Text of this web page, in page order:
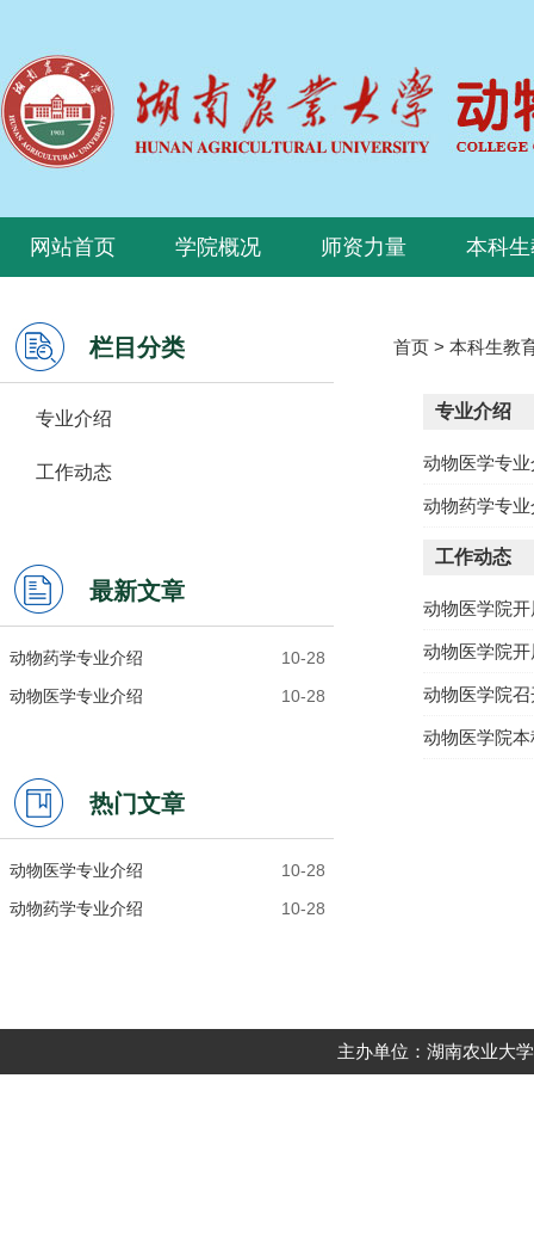
网站首页 学院概况 师资力量 本科
栏目分类
专业介绍
工作动态
最新文章
10-28
动物药学专业介绍
10-28
动物医学专业介绍
热门文章
10-28
动物医学专业介绍
10-28
动物药学专业介绍
首页 > 本科生教
专业介绍
动物医学专
动物药学专
工作动态
动物医学院
动物医学院
动物医学院
动物医学院
主办单位：湖南农业大